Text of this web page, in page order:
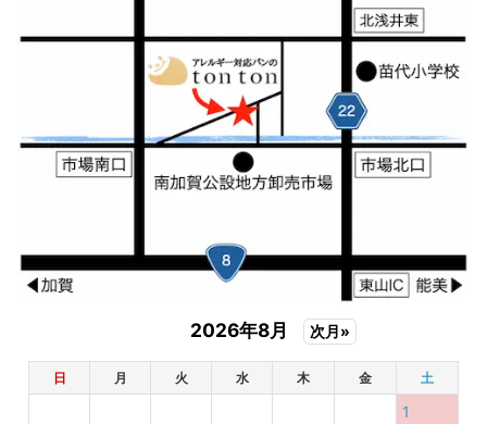
2026年8月 次月»
日 月 火 水 木 金 土
1